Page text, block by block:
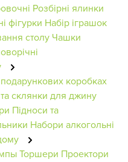
Розбірні ялинки
фігурки Набір іграшок
столу Чашки
коробках
склянки для джину
Підноси та
Набори алкогольні
Торшери Проектори